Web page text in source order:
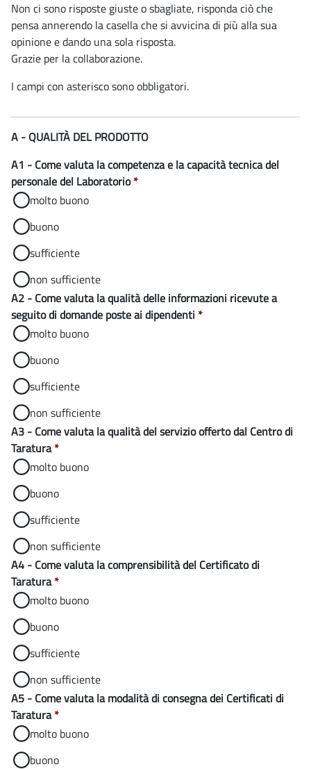
Non ci sono risposte giuste o sbagliate, risponda ciò che
pensa annerendo la casella che si avvicina di più alla sua
opinione e dando una sola risposta.
Grazie per la collaborazione.
I campi con asterisco sono obbligatori.
A - QUALITÀ DEL PRODOTTO
A1 - Come valuta la competenza e la capacità tecnica del
personale del Laboratorio*
molto buono
buono
sufficiente
non sufficiente
A2 - Come valuta la qualità delle informazioni ricevute a
seguito di domande poste ai dipendenti *
molto buono
buono
sufficiente
non sufficiente
A3 - Come valuta la qualità del servizio offerto dal Centro di
Taratura*
molto buono
buono
sufficiente
non sufficiente
A4 - Come valuta la comprensibilità del Certificato di
Taratura*
molto buono
buono
sufficiente
non sufficiente
A5 - Come valuta la modalità di consegna dei Certificati di
Taratura*
molto buono
buono